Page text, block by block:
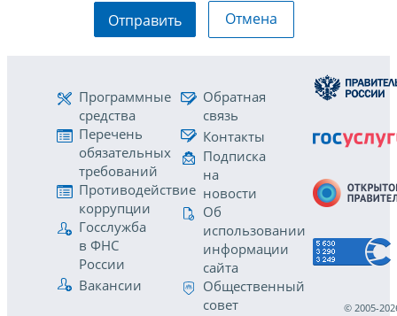
Отправить Отмена
Программные
средства
Перечень
обязательных
требований
Противодействие
коррупции
Госслужба
в ФНС
России
Вакансии
Обратная
связь
Контакты
Подписка
на
новости
Об
использовании
информации
сайта
Общественный
совет
© 2005-